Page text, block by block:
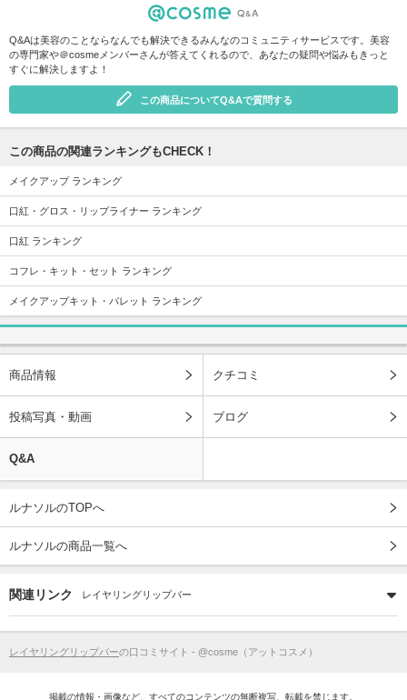
Q&Aは美容のことならなんでも解決できるみんなのコミュニティサービスです。美容
の専門家や＠cosmeメンバーさんが答えてくれるので、あなたの疑問や悩みもきっと
すぐに解決しますよ！
この商品についてQ&Aで質問する
この商品の関連ランキングもCHECK！
メイクアップ ランキング
口紅・グロス・リップライナー ランキング
口紅 ランキング
コフレ・キット・セット ランキング
メイクアップキット・パレット ランキング
商品情報 クチコミ
投稿写真・動画 ブログ
Q&A
ルナソルのTOPへ
ルナソルの商品一覧へ
関連リンク レイヤリングリップバー
レイヤリングリップバーの口コミサイト - @cosme（アットコスメ）
掲載の情報・画像など、すべてのコンテンツの無断複写、転載を禁じます。